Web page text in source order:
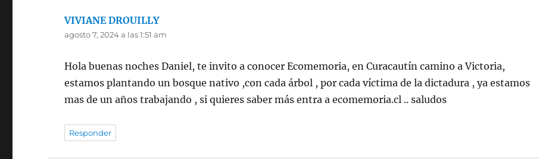
VIVIANE DROUILLYdice:
agosto 7, 2024 a las 1:51 am
Hola buenas noches Daniel, te invito a conocer Ecomemoria, en Curacautín camino a Victoria,
estamos plantando un bosque nativo ,con cada árbol , por cada víctima de la dictadura , ya estamos
mas de un años trabajando , si quieres saber más entra a ecomemoria.cl .. saludos
Responder